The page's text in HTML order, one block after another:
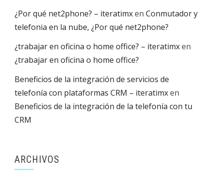
¿Por qué net2phone? – iteratimxen Conmutador y
telefonia en la nube, ¿Por qué net2phone?
¿trabajar en oficina o home office? – iteratimxen
¿trabajar en oficina o home office?
Beneficios de la integración de servicios de
telefonía con plataformas CRM – iteratimxen
Beneficios de la integración de la telefonía con tu
CRM
ARCHIVOS